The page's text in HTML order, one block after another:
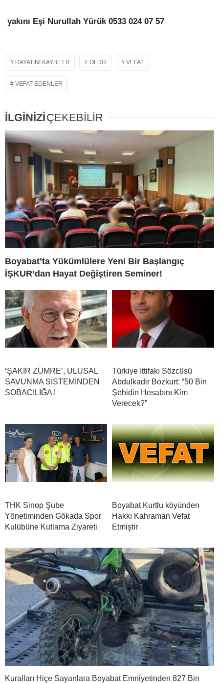
yakını Eşi Nurullah Yürük 0533 024 07 57
HAYATINI KAYBETTI OLDU VEFAT
VEFAT EDENLER
İLGİNİZİÇEKEBİLİR
Boyabat’ta Yükümlülere Yeni Bir Başlangıç
İŞKUR’dan Hayat Değiştiren Seminer!
‘ŞAKİR ZÜMRE’, ULUSAL
SAVUNMA SİSTEMİNDEN
SOBACILIĞA !
Türkiye İttifakı Sözcüsü
Abdulkadir Bozkurt: “50 Bin
Şehidin Hesabını Kim
Verecek?”
THK Sinop Şube
Yönetiminden Gökada Spor
Kulübüne Kutlama Ziyareti
Boyabat Kurtlu köyünden
Hakkı Kahraman Vefat
Etmiştir
Kuralları Hiçe Sayanlara Boyabat Emniyetinden 827 Bin